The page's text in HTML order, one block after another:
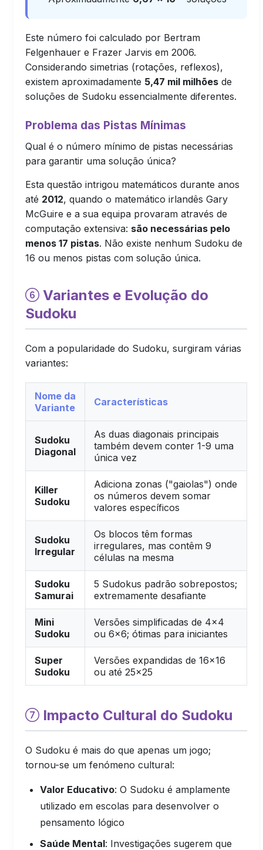
Este número foi calculado por Bertram
Felgenhauer e Frazer Jarvis em 2006.
Considerando simetrias (rotações, reflexos),
existem aproximadamente 5,47 mil milhões de
soluções de Sudoku essencialmente diferentes.
Problema das Pistas Mínimas
Qual é o número mínimo de pistas necessárias
para garantir uma solução única?
Esta questão intrigou matemáticos durante anos
até 2012, quando o matemático irlandês Gary
McGuire e a sua equipa provaram através de
computação extensiva: são necessárias pelo
menos 17 pistas. Não existe nenhum Sudoku de
16 ou menos pistas com solução única.
Variantes e Evolução do
Sudoku
Com a popularidade do Sudoku, surgiram várias
variantes:
Nome da
Variante
Características
Sudoku
Diagonal
As duas diagonais principais
também devem conter 1-9 uma
única vez
Killer
Sudoku
Adiciona zonas ("gaiolas") onde
os números devem somar
valores específicos
Sudoku
Irregular
Os blocos têm formas
irregulares, mas contêm 9
células na mesma
Sudoku
Samurai
5 Sudokus padrão sobrepostos;
extremamente desafiante
Mini
Sudoku
Versões simplificadas de 4×4
ou 6×6; ótimas para iniciantes
Super
Sudoku
Versões expandidas de 16×16
ou até 25×25
Impacto Cultural do Sudoku
O Sudoku é mais do que apenas um jogo;
tornou-se um fenómeno cultural:
Valor Educativo: O Sudoku é amplamente
utilizado em escolas para desenvolver o
pensamento lógico
Saúde Mental: Investigações sugerem que